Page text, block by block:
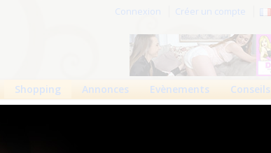
Connexion Créer un compte
Shopping Annonces Evènements Conseils